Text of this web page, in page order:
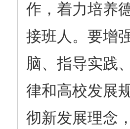
作，着力培养
接班人。要增
脑、指导实践
律和高校发展
彻新发展理念